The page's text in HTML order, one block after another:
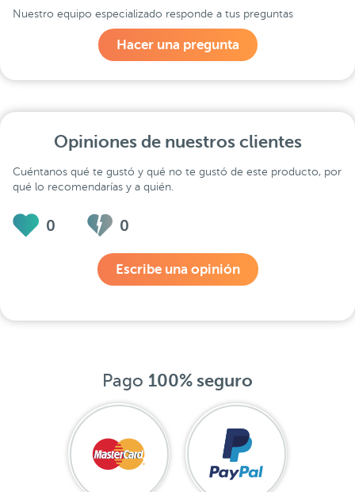
Nuestro equipo especializado responde a tus preguntas
Hacer una pregunta
Opiniones de nuestros clientes
Cuéntanos qué te gustó y qué no te gustó de este producto, por
qué lo recomendarías y a quién.
0 0
Escribe una opinión
Pago 100% seguro